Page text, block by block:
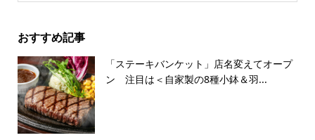
おすすめ記事
「ステーキバンケット」店名変えてオープ
ン 注目は＜自家製の8種小鉢＆羽...